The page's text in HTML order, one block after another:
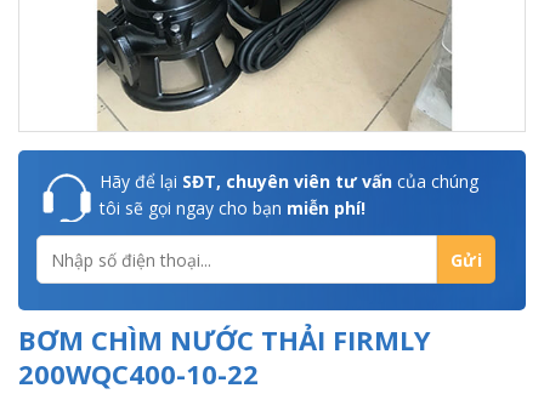
Hãy để lại SĐT, chuyên viên tư vấn của chúng
tôi sẽ gọi ngay cho bạn miễn phí!
BƠM CHÌM NƯỚC THẢI FIRMLY
200WQC400-10-22